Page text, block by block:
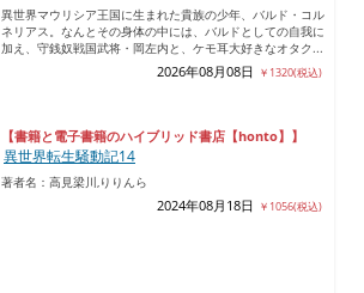
異世界マウリシア王国に生まれた貴族の少年、バルド・コル
ネリアス。なんとその身体の中には、バルドとしての自我に
加え、守銭奴戦国武将・岡左内と、ケモ耳大好きなオタク...
2026年08月08日 ￥1320(税込)
【書籍と電子書籍のハイブリッド書店【honto】】
異世界転生騒動記14
著者名：高見梁川,りりんら
2024年08月18日 ￥1056(税込)